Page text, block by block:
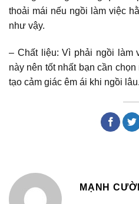
thoải mái nếu ngồi làm việc
như vậy.
– Chất liệu: Vì phải ngồi làm
này nên tốt nhất bạn cần
tạo cảm giác êm ái khi ngồi lâu.
MẠNH